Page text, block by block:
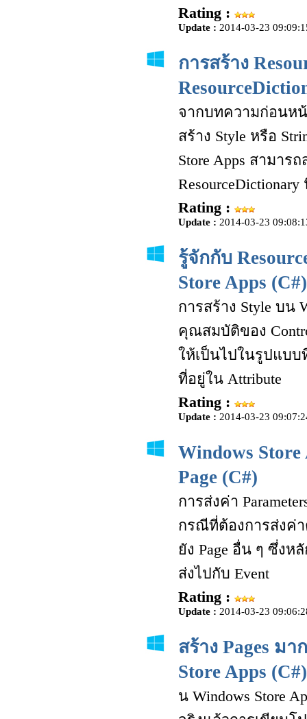
Rating :
Update : 2014-03-23
การสร้าง
จากบทความก่อนหน้
สร้าง Style หรือ
Store Apps สามาร
Rating :
Update : 2014-03-23
รู้จักกับ
Store Apps (C#)
การสร้าง Style บน
คุณสมบัติของ
ให้เป็นไปในรูปแบ
ที่อยู่ใน Attribute
Rating :
Update : 2014-03-23
Windows
Page (C#)
การส่งค่า
กรณีที่ต้องการส่งค่า
ยัง Page อื่น ๆ ซึ่งห
ส่งไปกับ Event
Rating :
Update : 2014-03-23
สร้าง Pages ม
Store Apps (C#)
น Windows Store